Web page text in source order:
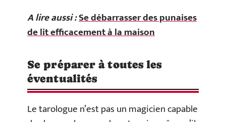
A lire aussi :Se débarrasser des punaises
de lit efficacement à la maison
Se préparer à toutes les
éventualités
Le tarologue n’est pas un magicien capable